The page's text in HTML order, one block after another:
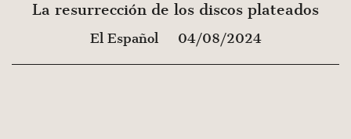
La resurrección de los discos plateados
El Español 04/08/2024